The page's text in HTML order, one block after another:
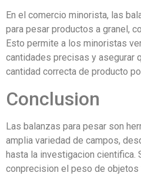
En el comercio minorista, las
para pesar productos a granel,
Esto permite a los minoristas
cantidades precisas y asegurar
cantidad correcta de producto
Conclusion
Las balanzas para pesar son
amplia variedad de campos,
hasta la investigacion cientifica.
conprecision el peso de objetos